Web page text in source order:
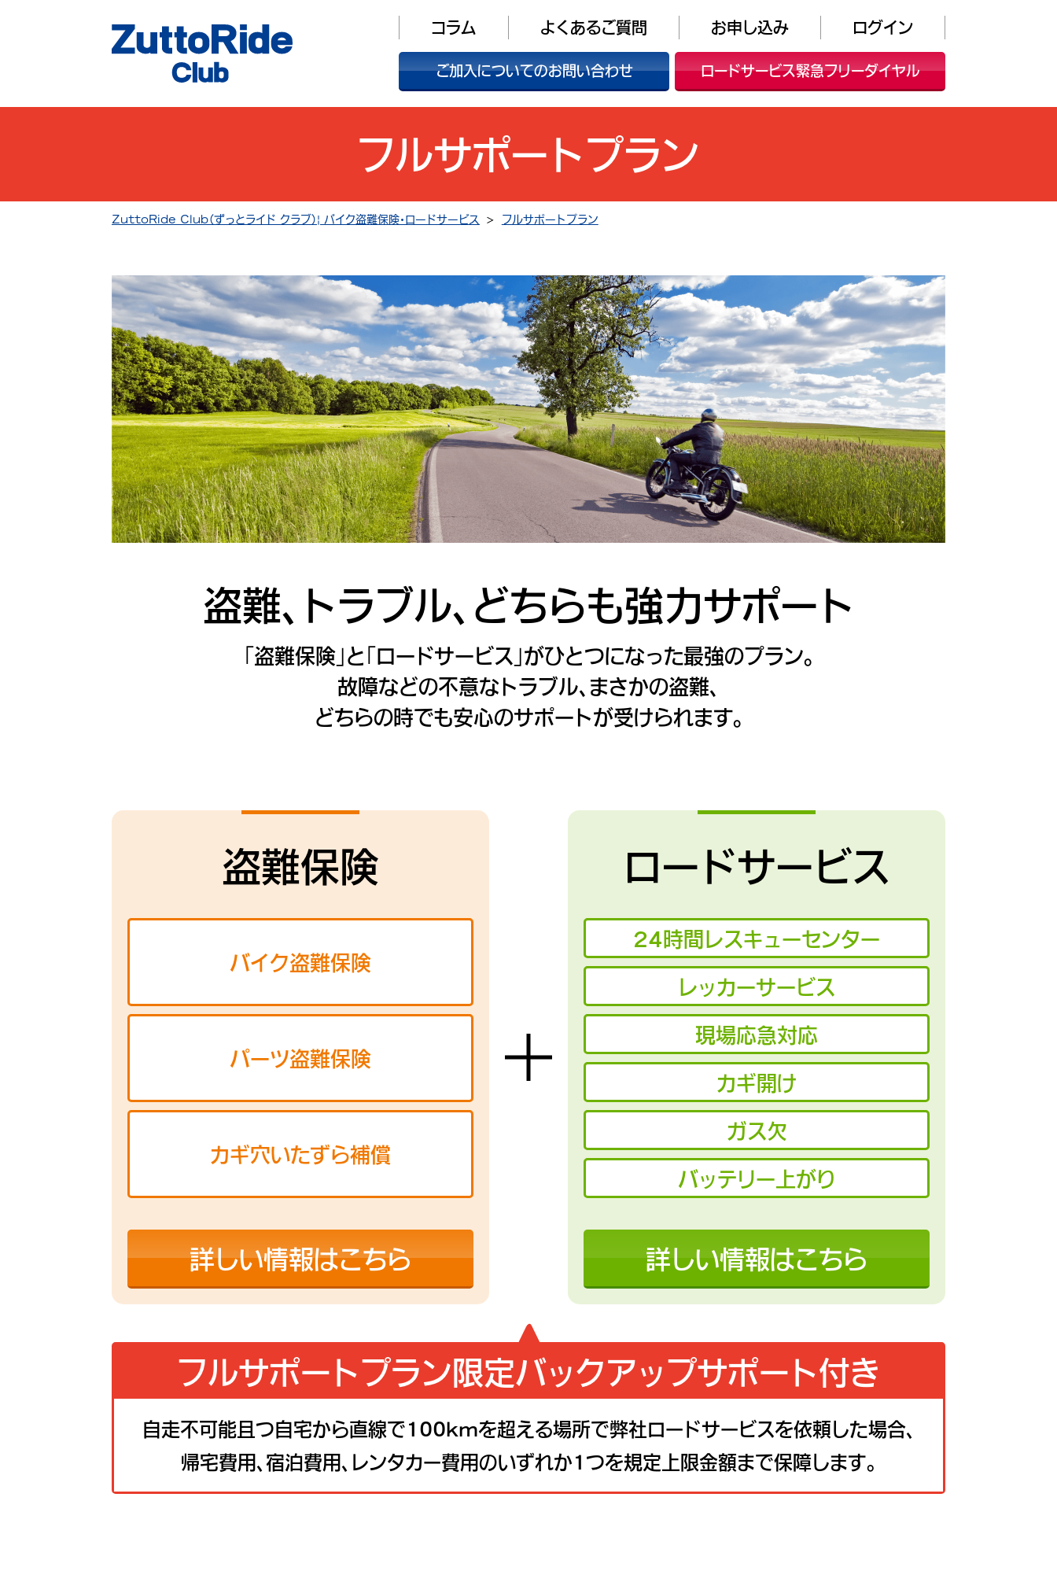
コラム よくあるご質問 お申し込み ログイン
ご加入についてのお問い合わせ ロードサービス緊急フリーダイヤル
フルサポートプラン
ZuttoRide Club（ずっとライド クラブ）| バイク盗難保険・ロードサービス フルサポートプラン
盗難、トラブル、 どちらも強力サポート
「盗難保険」と「ロードサービス」がひとつになった最強のプラン。
故障などの不意なトラブル、まさかの盗難、
どちらの時でも安心のサポートが受けられます。
盗難保険
バイク盗難保険
パーツ盗難保険
カギ穴いたずら補償
詳しい情報はこちら
ロードサービス
24時間レスキューセンター
レッカーサービス
現場応急対応
カギ開け
ガス欠
バッテリー上がり
詳しい情報はこちら
フルサポートプラン限定バックアップサポート付き
自走不可能且つ自宅から直線で100kmを超える場所で弊社ロードサービスを依頼した場合、
帰宅費用、宿泊費用、レンタカー費用のいずれか1つを規定上限金額まで保障します。